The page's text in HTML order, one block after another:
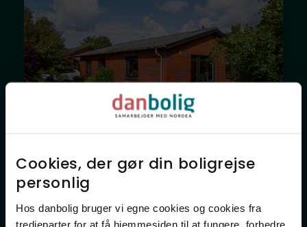
Cookies, der gør din boligrejse
personlig​
Hos danbolig bruger vi egne cookies og cookies fra
tredjeparter for at få hjemmesiden til at fungere, forbedre
Langgade 28, Feldborg,
7540 Haderup
Købsaftale underskrevet!